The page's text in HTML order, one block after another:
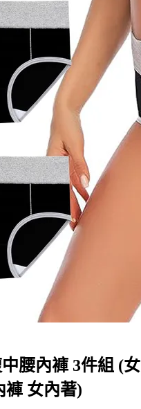
腰內褲 3件組 (
褲 女內著)